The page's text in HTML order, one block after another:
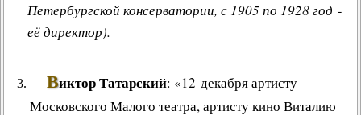
Петербургской консерватории, с 1905 по 1928 год -
её директор).
Виктор Татарский: «12 декабря артисту
Московского Малого театра, артисту кино Виталию